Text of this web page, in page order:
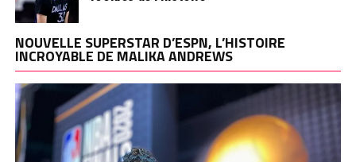
NOUVELLE SUPERSTAR D’ESPN, L’HISTOIRE
INCROYABLE DE MALIKA ANDREWS